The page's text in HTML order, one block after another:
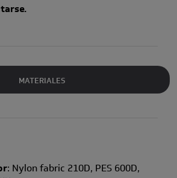
MATERIALES
: Nylon fabric 210D, PES 600D,